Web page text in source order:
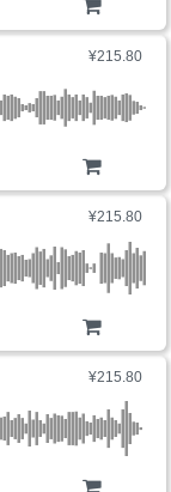
购物车
¥215.80
购物车
¥215.80
购物车
¥215.80